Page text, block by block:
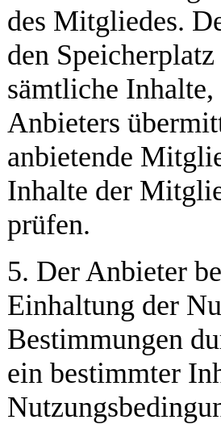
des Mitgliedes.
den
sämtliche
Anbieters
anbietende
Inhalte der
prüfen.
5. Der Anbieter
Einhaltung der
Bestimmungen
ein bestimmter